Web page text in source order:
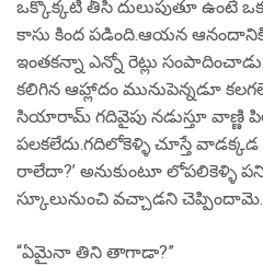
ఒక్కొక్కటీ తీసి దులుపుతూ
కాసు కింద పడింది.ఆయన ఆనందానికి
ఇంతకన్నా ఎన్నో రెట్లు
కలిగిన ఆహ్లాదం మునుపెన్నడూ
సియారామ్ గదివైపు నడుస్తూ వాణ్ణి
పలకలేదు.గదిలోకెళ్ళి చూస్తే వాడక్కడ
రాలేదా?’ అనుకుంటూ లోపలికెళ్ళి
స్కూలునుంచి వచ్చాడని చెప్పిందామె.
“ఏమైనా తిని తాగాడా?”